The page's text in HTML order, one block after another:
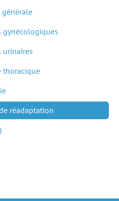
gynécologiques
urinaires
thoracique
réadaptation